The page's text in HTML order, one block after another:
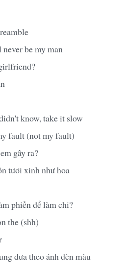
be my man
know, take it slow
fault (not my fault)
gây ra?
tươi xinh như hoa
phiền để làm chi?
the (shh)
đưa theo ánh đèn màu